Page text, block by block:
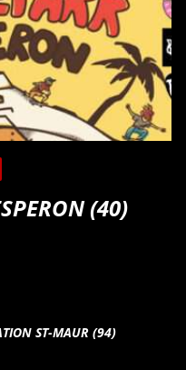
(40)
ST-MAUR (94)